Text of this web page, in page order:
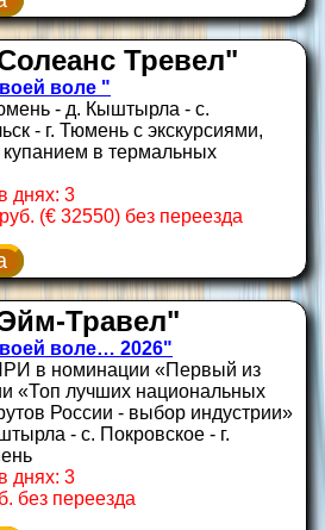
Тревел"
воле​ "
- д. Кыштырла - с.
- г. Тюмень с экскурсиями,
в термальных
днях: 3
(€ 32550) без переезда
Травел"
воле… 2026"
в номинации «Первый из
«Топ лучших национальных
России - выбор индустрии»
- с. Покровское - г.
днях: 3
без переезда